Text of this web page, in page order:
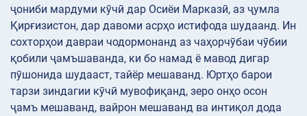
ҷониби мардуми кӯчӣ дар Осиёи Марказӣ, аз ҷумла
Қирғизистон, дар давоми асрҳо истифода шудаанд. Ин
сохторҳои давраи чодормонанд аз чаҳорчӯбаи чӯбии
қобили ҷамъшаванда, ки бо намад ё мавод дигар
пӯшонида шудааст, тайёр мешаванд. Юртҳо барои
тарзи зиндагии кӯчӣ мувофиқанд, зеро онҳо осон
ҷамъ мешаванд, вайрон мешаванд ва интиқол дода